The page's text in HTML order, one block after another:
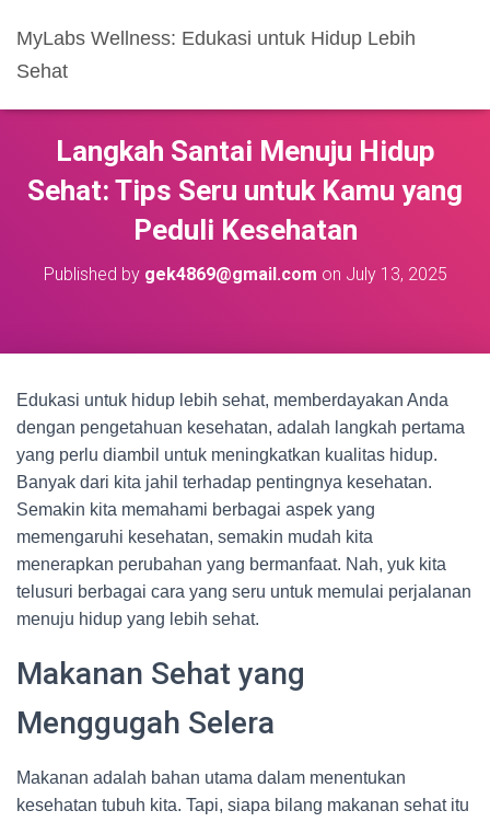
MyLabs Wellness: Edukasi untuk Hidup Lebih
Sehat
Langkah Santai Menuju Hidup
Sehat: Tips Seru untuk Kamu yang
Peduli Kesehatan
Published by gek4869@gmail.com on July 13, 2025
Edukasi untuk hidup lebih sehat, memberdayakan Anda
dengan pengetahuan kesehatan, adalah langkah pertama
yang perlu diambil untuk meningkatkan kualitas hidup.
Banyak dari kita jahil terhadap pentingnya kesehatan.
Semakin kita memahami berbagai aspek yang
memengaruhi kesehatan, semakin mudah kita
menerapkan perubahan yang bermanfaat. Nah, yuk kita
telusuri berbagai cara yang seru untuk memulai perjalanan
menuju hidup yang lebih sehat.
Makanan Sehat yang
Menggugah Selera
Makanan adalah bahan utama dalam menentukan
kesehatan tubuh kita. Tapi, siapa bilang makanan sehat itu